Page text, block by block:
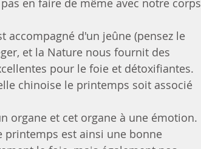
en faire de même avec notre corps
accompagné d'un jeûne (pensez le
et la Nature nous fournit des
pour le foie et détoxifiantes.
chinoise le printemps soit associé
organe et cet organe à une émotion.
printemps est ainsi une bonne